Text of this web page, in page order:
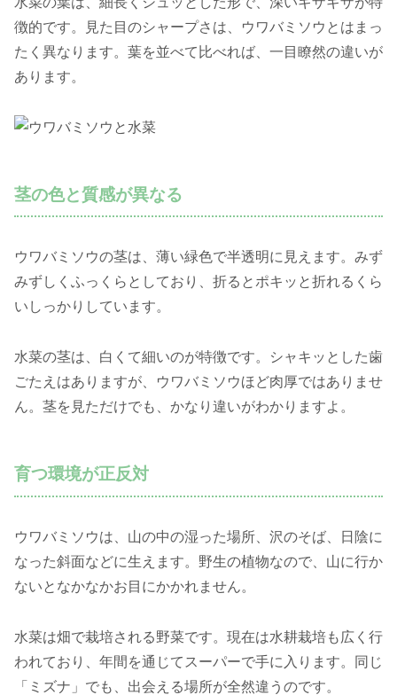
徴的です。見た目のシャープさは、ウワバミソウとはまっ
たく異なります。葉を並べて比べれば、一目瞭然の違いが
あります。
茎の色と質感が異なる
ウワバミソウの茎は、薄い緑色で半透明に見えます。みず
みずしくふっくらとしており、折るとポキッと折れるくら
いしっかりしています。
水菜の茎は、白くて細いのが特徴です。シャキッとした歯
ごたえはありますが、ウワバミソウほど肉厚ではありませ
ん。茎を見ただけでも、かなり違いがわかりますよ。
育つ環境が正反対
ウワバミソウは、山の中の湿った場所、沢のそば、日陰に
なった斜面などに生えます。野生の植物なので、山に行か
ないとなかなかお目にかかれません。
水菜は畑で栽培される野菜です。現在は水耕栽培も広く行
われており、年間を通じてスーパーで手に入ります。同じ
「ミズナ」でも、出会える場所が全然違うのです。